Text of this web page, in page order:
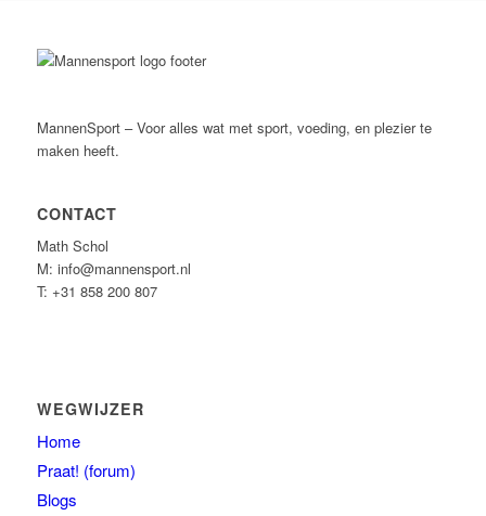
MannenSport – Voor alles wat met sport, voeding, en plezier te
maken heeft.
CONTACT
Math Schol
M: info@mannensport.nl
T: +31 858 200 807
WEGWIJZER
Home
Praat! (forum)
Blogs